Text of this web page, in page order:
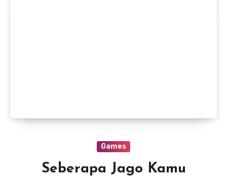
Games
Seberapa Jago Kamu